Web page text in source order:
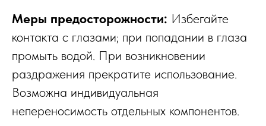
Меры предосторожности: Избегайте
контакта с глазами; при попадании в глаза
промыть водой. При возникновении
раздражения прекратите использование.
Возможна индивидуальная
непереносимость отдельных компонентов.